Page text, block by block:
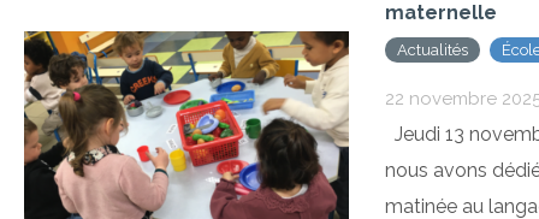
maternelle
Actualités
22 novembre
Jeudi 13
nous avons
matinée au